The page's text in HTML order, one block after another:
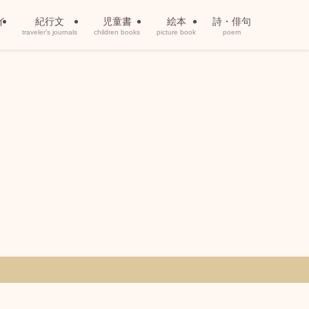
紀行文
traveler’s journals
児童書
children books
絵本
picture book
詩・俳句
poem